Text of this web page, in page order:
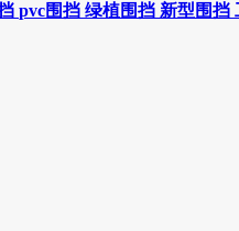
pvc围挡 绿植围挡 新型围挡